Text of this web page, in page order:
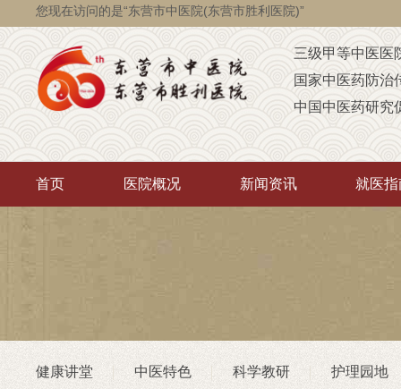
您现在访问的是“东营市中医院(东营市胜利医院)”
三级甲等中医医
国家中医药防治
中国中医药研究
省级智障儿童康
山东省AAA级定
首页 医院概况 新闻资讯 就医
健康讲堂 中医特色 科学教研 护理园地